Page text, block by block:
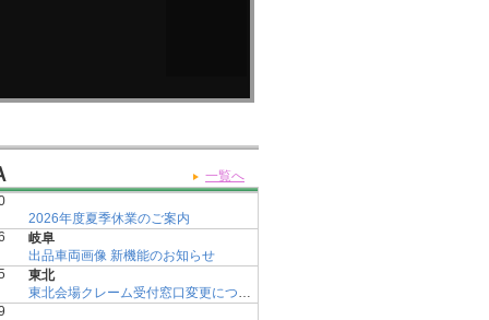
一覧へ
2026年度夏季休業のご案内
岐阜
出品車両画像 新機能のお知らせ
東北
東北会場クレーム受付窓口変更について